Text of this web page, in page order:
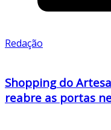
Redação
Shopping do
reabre as portas